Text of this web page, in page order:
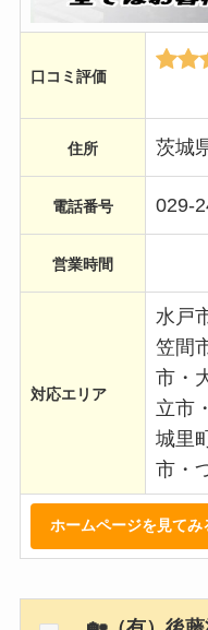
口コミ評価
住所 茨城
電話番号 029-
営業時間
対応エリア
水戸
笠間
市・
立市
城里
市・
ホームページを見てみ